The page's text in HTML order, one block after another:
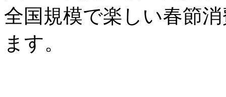
全国規模で楽しい春節
ます。